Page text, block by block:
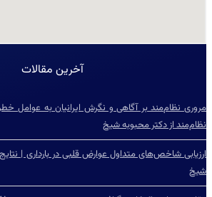
آخرین مقالات
مروری نظام‌مند بر آگاهی و نگرش ایرانیان به عوامل
نظام‌مند از دکتر محبوبه شیخ
ارزیابی شاخص‌‌های متداول عوارض قلبی در بارداری | نتایج
شیخ